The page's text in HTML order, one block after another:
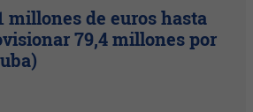
millones de euros hasta
79,4 millones por